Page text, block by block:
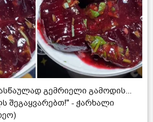
გემრიელი გამოდის...
შეგაყვარებთ!" - ჭარხალი